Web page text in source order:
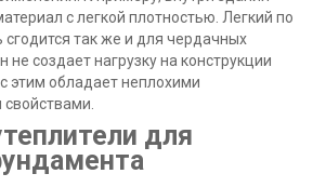
с легкой плотностью. Легкий по
сгодится так же и для чердачных
не создает нагрузку на конструкции
этим обладает неплохими
для